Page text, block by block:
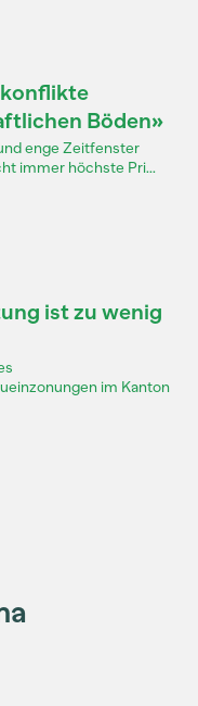
Böden»
enge Zeitfenster
immer höchste Pri...
ist zu wenig
im Kanton